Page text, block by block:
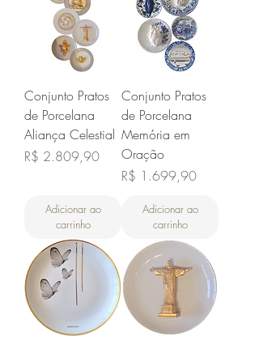
Conjunto Pratos
de Porcelana
Aliança Celestial
Preço
R$ 2.809,90
Adicionar ao
carrinho
Conjunto Pratos
de Porcelana
Memória em
Oração
Preço
R$ 1.699,90
Adicionar ao
carrinho